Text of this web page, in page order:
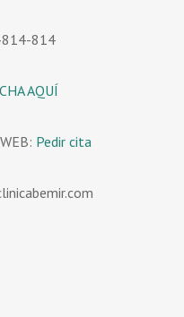
814
AQUÍ
Pedir cita